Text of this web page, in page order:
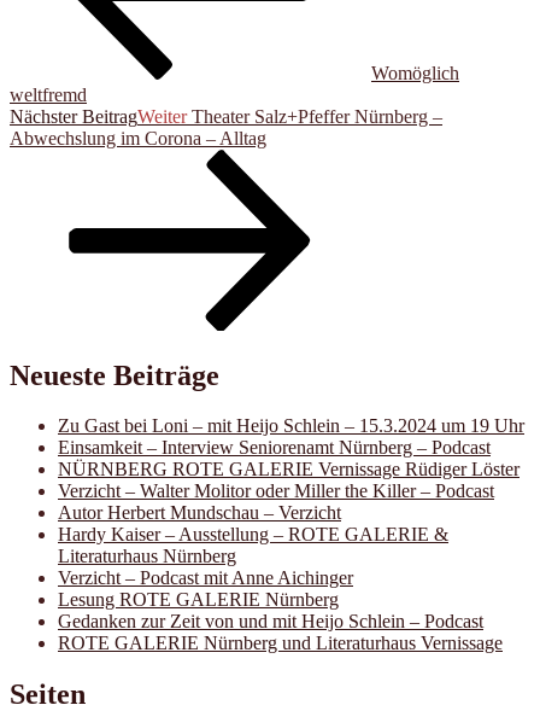
Womöglich
weltfremd
Nächster BeitragWeiter Theater Salz+Pfeffer Nürnberg –
Abwechslung im Corona – Alltag
Neueste Beiträge
Zu Gast bei Loni – mit Heijo Schlein – 15.3.2024 um 19 Uhr
Einsamkeit – Interview Seniorenamt Nürnberg – Podcast
NÜRNBERG ROTE GALERIE Vernissage Rüdiger Löster
Verzicht – Walter Molitor oder Miller the Killer – Podcast
Autor Herbert Mundschau – Verzicht
Hardy Kaiser – Ausstellung – ROTE GALERIE &
Literaturhaus Nürnberg
Verzicht – Podcast mit Anne Aichinger
Lesung ROTE GALERIE Nürnberg
Gedanken zur Zeit von und mit Heijo Schlein – Podcast
ROTE GALERIE Nürnberg und Literaturhaus Vernissage
Seiten